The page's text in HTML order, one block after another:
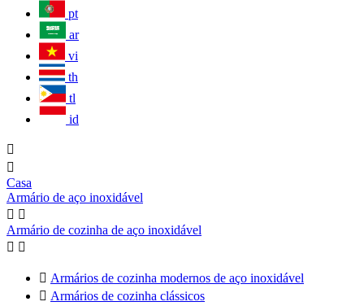
pt
ar
vi
th
tl
id


Casa
Armário de aço inoxidável
 
Armário de cozinha de aço inoxidável
 
 Armários de cozinha modernos de aço inoxidável
 Armários de cozinha clássicos